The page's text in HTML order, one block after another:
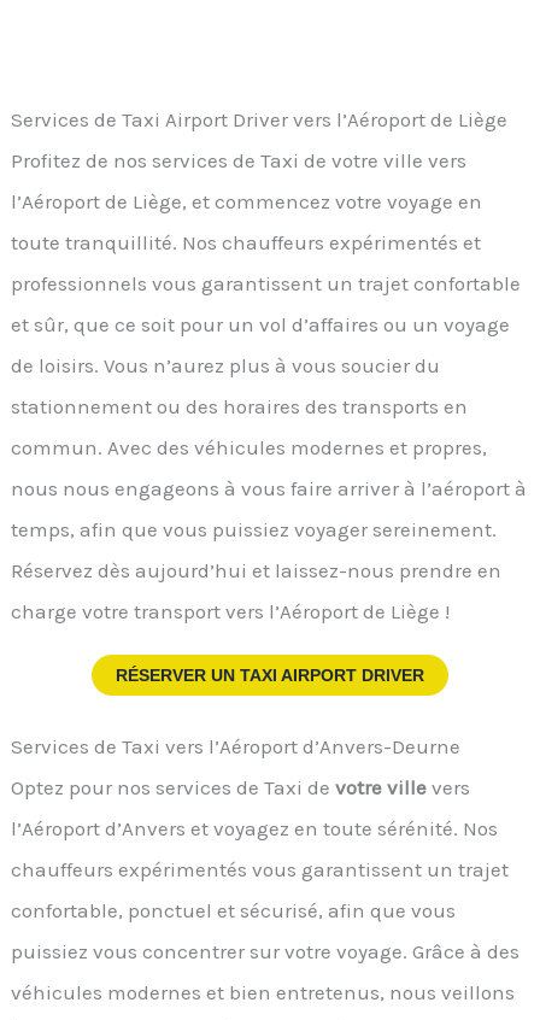
Services de Taxi Airport Driver vers l’Aéroport de Liège
Profitez de nos services de Taxi de votre ville vers
l’Aéroport de Liège, et commencez votre voyage en
toute tranquillité. Nos chauffeurs expérimentés et
professionnels vous garantissent un trajet confortable
et sûr, que ce soit pour un vol d’affaires ou un voyage
de loisirs. Vous n’aurez plus à vous soucier du
stationnement ou des horaires des transports en
commun. Avec des véhicules modernes et propres,
nous nous engageons à vous faire arriver à l’aéroport à
temps, afin que vous puissiez voyager sereinement.
Réservez dès aujourd’hui et laissez-nous prendre en
charge votre transport vers l’Aéroport de Liège !
RÉSERVER UN TAXI AIRPORT DRIVER
Services de Taxi vers l’Aéroport d’Anvers-Deurne
Optez pour nos services de Taxi devotre ville vers
l’Aéroport d’Anvers et voyagez en toute sérénité. Nos
chauffeurs expérimentés vous garantissent un trajet
confortable, ponctuel et sécurisé, afin que vous
puissiez vous concentrer sur votre voyage. Grâce à des
véhicules modernes et bien entretenus, nous veillons